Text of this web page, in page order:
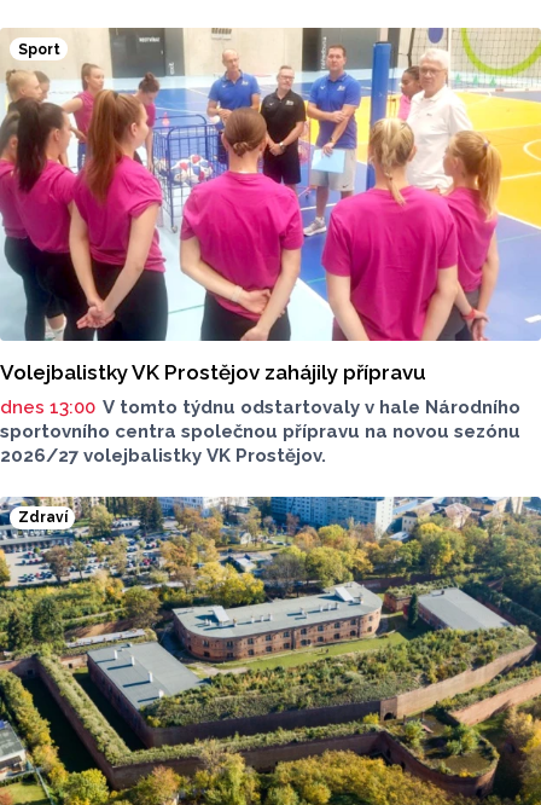
v Přerově, která má nominaci v kategorii: Významný počin
v ochraně životního prostředí - právnická osoba.
Sport
Volejbalistky VK Prostějov zahájily přípravu
dnes 13:00 V tomto týdnu odstartovaly v hale Národního
sportovního centra společnou přípravu na novou sezónu
2026/27 volejbalistky VK Prostějov.
Zdraví